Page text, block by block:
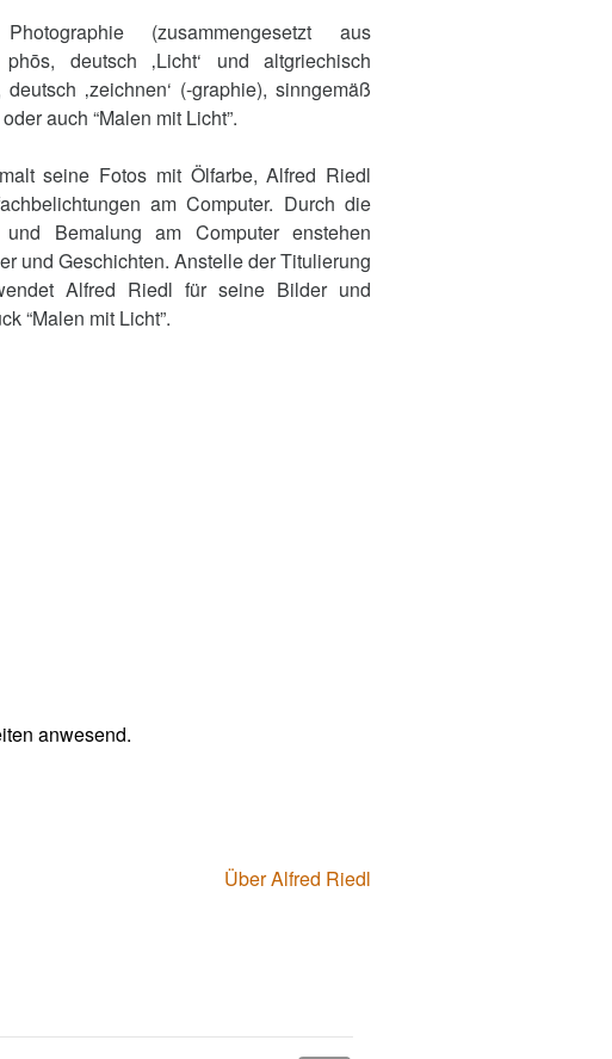
(zusammengesetzt aus
deutsch ‚Licht‘ und altgriechisch
‚zeichnen‘ (-graphie), sinngemäß
auch “Malen mit Licht”.
seine Fotos mit Ölfarbe, Alfred Riedl
am Computer. Durch die
und Bemalung am Computer enstehen
und Geschichten. Anstelle der Titulierung
Alfred Riedl für seine Bilder und
“Malen mit Licht”.
anwesend.
Über Alfred Riedl